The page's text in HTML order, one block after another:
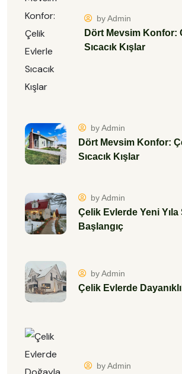
by Admin
Dört Mevsim Konfor:
Sıcacık Kışlar
by Admin
Dört Mevsim Konfor:
Sıcacık Kışlar
by Admin
Çelik Evlerde Yeni Yıla
Başlangıç
by Admin
Çelik Evlerde
by Admin